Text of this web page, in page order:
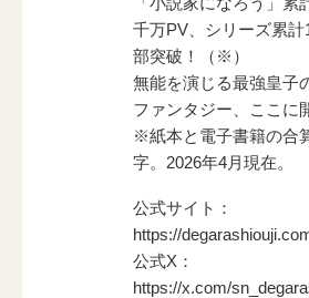
千万PV、シリーズ累計
部突破！（※）
無能を演じる最強皇子
ファンタジー、ここに
※紙本と電子書籍の合
字。2026年4月現在。
公式サイト：
https://
公式X：
https://x.com/